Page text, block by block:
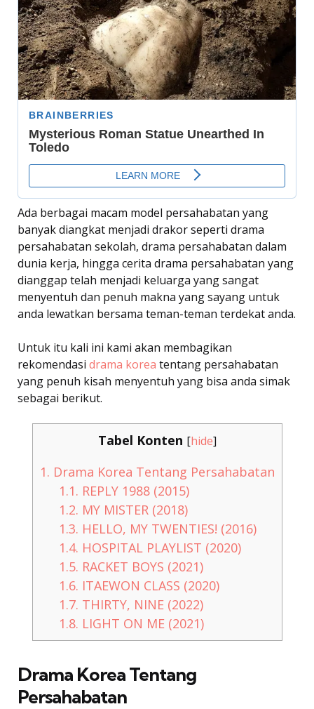
Ada berbagai macam model persahabatan yang
banyak diangkat menjadi drakor seperti drama
persahabatan sekolah, drama persahabatan dalam
dunia kerja, hingga cerita drama persahabatan yang
dianggap telah menjadi keluarga yang sangat
menyentuh dan penuh makna yang sayang untuk
anda lewatkan bersama teman-teman terdekat anda.
Untuk itu kali ini kami akan membagikan
rekomendasi drama korea tentang persahabatan
yang penuh kisah menyentuh yang bisa anda simak
sebagai berikut.
Tabel Konten [hide]
1. Drama Korea Tentang Persahabatan
1.1. REPLY 1988 (2015)
1.2. MY MISTER (2018)
1.3. HELLO, MY TWENTIES! (2016)
1.4. HOSPITAL PLAYLIST (2020)
1.5. RACKET BOYS (2021)
1.6. ITAEWON CLASS (2020)
1.7. THIRTY, NINE (2022)
1.8. LIGHT ON ME (2021)
Drama Korea Tentang
Persahabatan